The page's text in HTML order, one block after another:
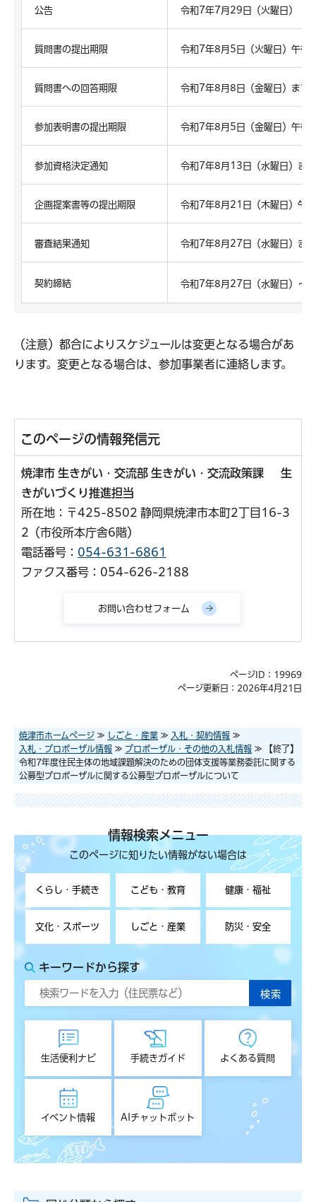
公告 令和7年7月29日（火曜日）
質問書の提出期限 令和7年8月5日（火曜日）午後
質問書への回答期限 令和7年8月8日（金曜日）まで
参加表明書の提出期限 令和7年8月5日（金曜日）午後
参加資格決定通知 令和7年8月13日（水曜日）まで
企画提案書等の提出期限 令和7年8月21日（木曜日）午
審査結果通知 令和7年8月27日（水曜日）まで
契約締結 令和7年8月27日（水曜日）～
（注意）都合によりスケジュールは変更となる場合があ
ります。変更となる場合は、参加事業者に連絡します。
このページの情報発信元
焼津市 生きがい・交流部 生きがい・交流政策課 生
きがいづくり推進担当
所在地：〒425-8502 静岡県焼津市本町2丁目16-3
2（市役所本庁舎6階）
電話番号： 054-631-6861
ファクス番号：054-626-2188
ページID：19969
ページ更新日：2026年4月21日
焼津市ホームページ ≫ しごと・産業 ≫ 入札・契約情報 ≫
入札・プロポーザル情報 ≫ プロポーザル・その他の入札情報 ≫ 【終了】
令和7年度住民主体の地域課題解決のための団体支援等業務委託に関する
公募型プロポーザルに関する公募型プロポーザルについて
情報検索メニュー
このページに知りたい情報がない場合は
くらし・手続き こども・教育 健康・福祉
文化・スポーツ しごと・産業 防災・安全
キーワードから探す
生活便利ナビ 手続きガイド よくある質問
イベント情報 AIチャットボット